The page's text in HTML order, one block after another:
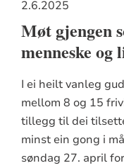
2.6.2025
Møt gjengen
menneske
I ei heilt vanleg
mellom 8 og 15
tillegg til dei
minst ein gong i
søndag 27. april